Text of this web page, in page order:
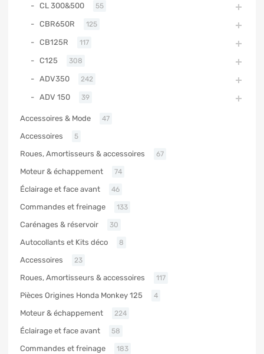
CL 300&500 55
CBR650R 125
CB125R 117
C125 308
ADV350 242
ADV 150 39
Accessoires & Mode 47
Accessoires 5
Roues, Amortisseurs & accessoires 67
Moteur & échappement 74
Éclairage et face avant 46
Commandes et freinage 133
Carénages & réservoir 30
Autocollants et Kits déco 8
Accessoires 23
Roues, Amortisseurs & accessoires 117
Pièces Origines Honda Monkey 125 4
Moteur & échappement 224
Éclairage et face avant 58
Commandes et freinage 183